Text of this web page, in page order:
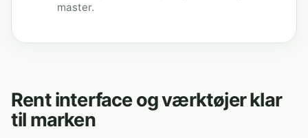
master.
Rent interface og værktøjer klar
til marken